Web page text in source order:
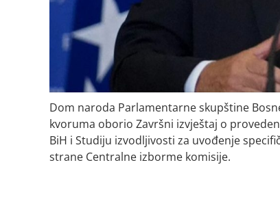
Dom naroda Parlamentarne skupštine
kvoruma oborio Završni izvještaj o
BiH i Studiju izvodljivosti za uvođenje
strane Centralne izborme komisije.